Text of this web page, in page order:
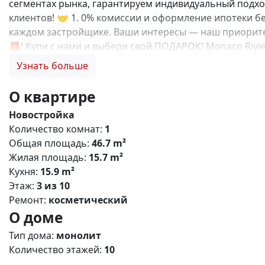
сегментах рынка, гарантируем индивидуальный
клиентов! 🤝 1. 0% комиссии и оформление ипотеки
каждом застройщике. Ваши интересы — наш
🎁! Купи с нами и выбери свой ПОДАРОК! Monaco
комплекс, расположенный в живописном районе
до набережной озера Мойнакское - 1 км до Черного
- Удобный выезд на трассу «Таврида» Основные
13 этажей - Общее количество квартир: 3600 -
предусмотрены: - Образовательный кластер: школа
Торгово-развлекательный центр - Спортивная
черноморской кухни - Конгресс-центр Особенности
Современные системы безопасности - Безбарьерную
Проект создан для тех, кто ценит комфорт,
ответим на все вопросы и подберем для Вас лучший
Узнать больше
О квартире
Новостройка
Количество комнат: 1
Общая площадь: 46.7 m²
Жилая площадь: 15.7 m²
Кухня: 15.9 m²
Этаж: 3 из 10
Ремонт: косметический
О доме
Тип дома: монолит
Количество этажей: 10